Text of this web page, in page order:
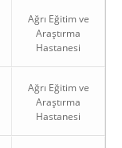
Ağrı Eğitim ve
Araştırma
Hastanesi
Ağrı Eğitim ve
Araştırma
Hastanesi